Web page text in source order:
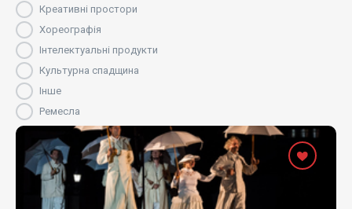
Креативні простори
Хореографія
Інтелектуальні продукти
Культурна спадщина
Інше
Ремесла